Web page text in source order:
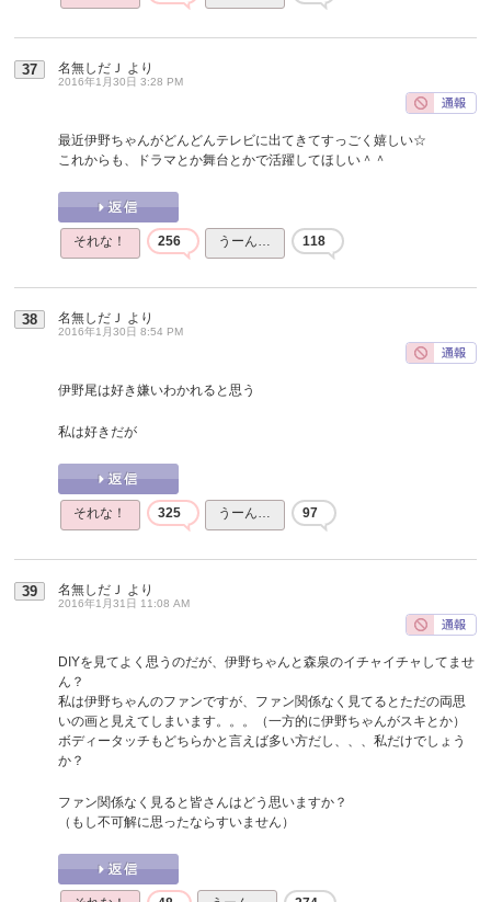
37 名無しだＪ より
2016年1月30日 3:28 PM
最近伊野ちゃんがどんどんテレビに出てきてすっごく嬉しい☆
これからも、ドラマとか舞台とかで活躍してほしい＾＾
それな！ 256 うーん… 118
38 名無しだＪ より
2016年1月30日 8:54 PM
伊野尾は好き嫌いわかれると思う
私は好きだが
それな！ 325 うーん… 97
39 名無しだＪ より
2016年1月31日 11:08 AM
DIYを見てよく思うのだが、伊野ちゃんと森泉のイチャイチャしてませ
ん？
私は伊野ちゃんのファンですが、ファン関係なく見てるとただの両思
いの画と見えてしまいます。。。（一方的に伊野ちゃんがスキとか）
ボディータッチもどちらかと言えば多い方だし、、、私だけでしょう
か？
ファン関係なく見ると皆さんはどう思いますか？
（もし不可解に思ったならすいません）